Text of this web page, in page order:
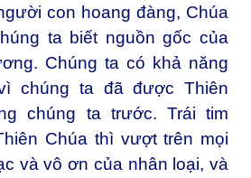
con hoang đàng, Chúa
ta biết nguồn gốc của
Chúng ta có khả năng
chúng ta đã được Thiên
chúng ta trước. Trái tim
Chúa thì vượt trên mọi
và vô ơn của nhân loại, và